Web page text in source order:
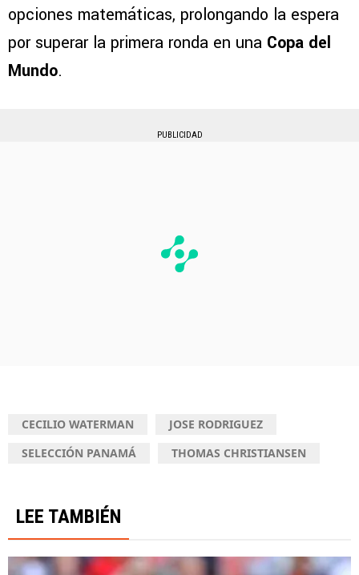
opciones matemáticas, prolongando la espera
por superar la primera ronda en una Copa del
Mundo.
PUBLICIDAD
CECILIO WATERMAN
JOSE RODRIGUEZ
SELECCIÓN PANAMÁ
THOMAS CHRISTIANSEN
LEE TAMBIÉN